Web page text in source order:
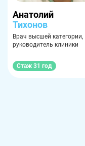
Анатолий
Тихонов
Врач высшей категории,
руководитель клиники
Стаж 31 год